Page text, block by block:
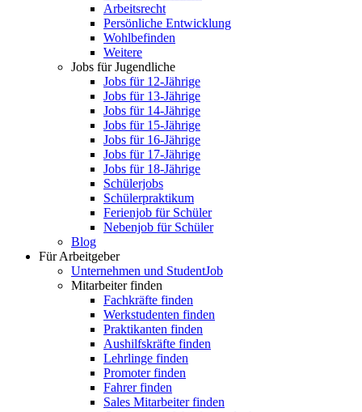
Arbeitsrecht
Persönliche Entwicklung
Wohlbefinden
Weitere
Jobs für Jugendliche
Jobs für 12-Jährige
Jobs für 13-Jährige
Jobs für 14-Jährige
Jobs für 15-Jährige
Jobs für 16-Jährige
Jobs für 17-Jährige
Jobs für 18-Jährige
Schülerjobs
Schülerpraktikum
Ferienjob für Schüler
Nebenjob für Schüler
Blog
Für Arbeitgeber
Unternehmen und StudentJob
Mitarbeiter finden
Fachkräfte finden
Werkstudenten finden
Praktikanten finden
Aushilfskräfte finden
Lehrlinge finden
Promoter finden
Fahrer finden
Sales Mitarbeiter finden